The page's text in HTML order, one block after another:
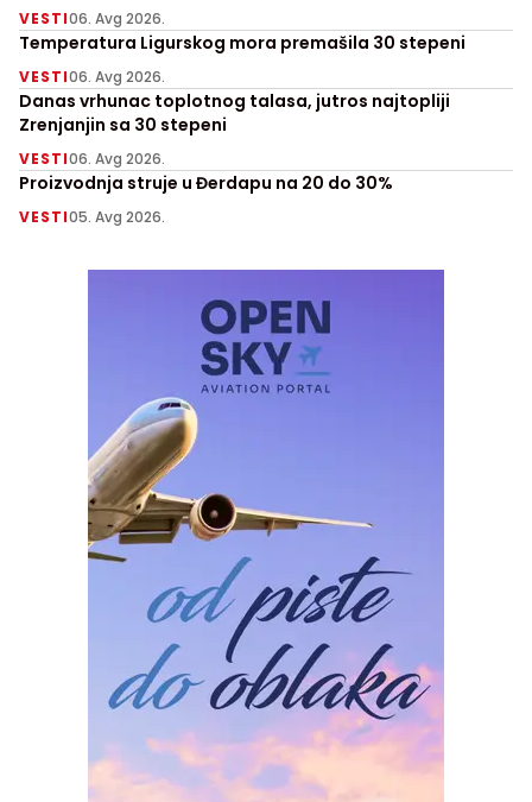
VESTI06. Avg 2026.
Temperatura Ligurskog mora premašila 30 stepeni
VESTI06. Avg 2026.
Danas vrhunac toplotnog talasa, jutros najtopliji
Zrenjanjin sa 30 stepeni
VESTI06. Avg 2026.
Proizvodnja struje u Đerdapu na 20 do 30%
VESTI05. Avg 2026.